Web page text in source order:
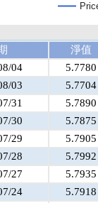
淨值
04
5.7780
03
5.7704
31
5.7890
30
5.7875
29
5.7905
28
5.7992
27
5.7935
24
5.7918